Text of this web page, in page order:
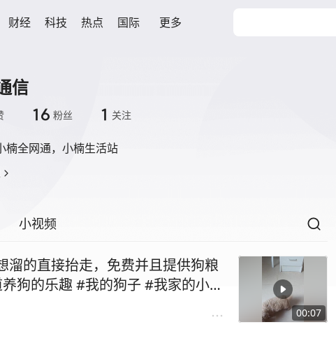
财经 科技 热点 国际 更多
信
16 粉丝 1 关注
楠全网通，小楠生活站
小视频
00:07
溜的直接抬走，免费并且提供狗粮
狗的乐趣 #我的狗子 #我家的小土